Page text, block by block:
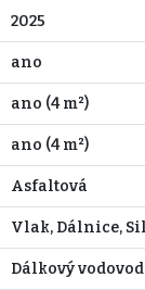
2025
ano
ano (4 m²)
ano (4 m²)
Asfaltová
Vlak, Dálnice,
Dálkový vodovod